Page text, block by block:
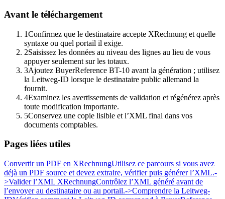
Avant le téléchargement
1Confirmez que le destinataire accepte XRechnung et quelle
syntaxe ou quel portail il exige.
2Saisissez les données au niveau des lignes au lieu de vous
appuyer seulement sur les totaux.
3Ajoutez BuyerReference BT-10 avant la génération ; utilisez
la Leitweg-ID lorsque le destinataire public allemand la
fournit.
4Examinez les avertissements de validation et régénérez après
toute modification importante.
5Conservez une copie lisible et l’XML final dans vos
documents comptables.
Pages liées utiles
Convertir un PDF en XRechnungUtilisez ce parcours si vous avez
déjà un PDF source et devez extraire, vérifier puis générer l’XML.-
>Valider l’XML XRechnungContrôlez l’XML généré avant de
l’envoyer au destinataire ou au portail.->Comprendre la Leitweg-